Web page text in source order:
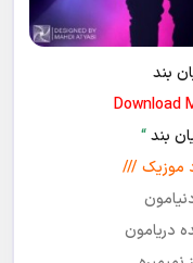
بند
Download
بند“
موزیک ///
دریامون